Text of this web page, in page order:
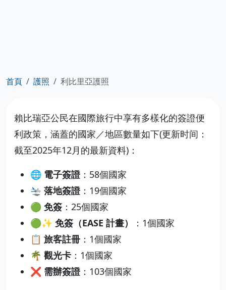
首頁 護照 利比里亞護照
賴比瑞亞公民在國際旅行中享有多樣化的簽證便
利政策，涵蓋的國家／地區數量如下(更新时间：
截至2025年12月的最新資料)：
🌐 電子簽證：58個國家
🛬 落地簽證：19個國家
🟢 免簽 ：25個國家
🟢✨ 免簽（EASE 計畫）
：1個國家
📋 旅客註冊 ：1個國家
🌴 觀光卡 ：1個國家
❌ 需辦簽證：103個國家